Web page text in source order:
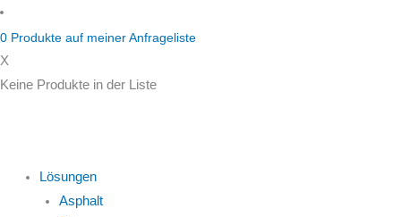
Zum
Inhalt
springen
0 Produkte auf meiner Anfrageliste
X
Keine Produkte in der Liste
Lösungen
Asphalt